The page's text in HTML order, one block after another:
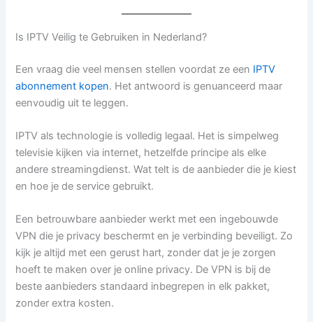
Is IPTV Veilig te Gebruiken in Nederland?
Een vraag die veel mensen stellen voordat ze een IPTV
abonnement kopen. Het antwoord is genuanceerd maar
eenvoudig uit te leggen.
IPTV als technologie is volledig legaal. Het is simpelweg
televisie kijken via internet, hetzelfde principe als elke
andere streamingdienst. Wat telt is de aanbieder die je kiest
en hoe je de service gebruikt.
Een betrouwbare aanbieder werkt met een ingebouwde
VPN die je privacy beschermt en je verbinding beveiligt. Zo
kijk je altijd met een gerust hart, zonder dat je je zorgen
hoeft te maken over je online privacy. De VPN is bij de
beste aanbieders standaard inbegrepen in elk pakket,
zonder extra kosten.